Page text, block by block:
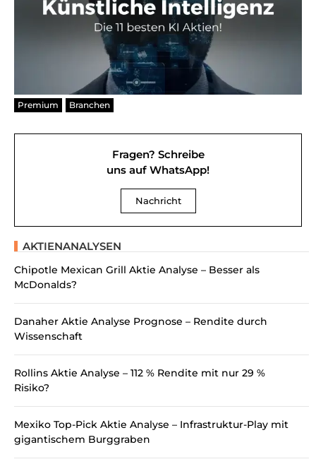
Premium Branchen
Fragen? Schreibe
uns auf WhatsApp!
Nachricht
AKTIENANALYSEN
Chipotle Mexican Grill Aktie Analyse – Besser als
McDonalds?
Danaher Aktie Analyse Prognose – Rendite durch
Wissenschaft
Rollins Aktie Analyse – 112 % Rendite mit nur 29 %
Risiko?
Mexiko Top-Pick Aktie Analyse – Infrastruktur-Play mit
gigantischem Burggraben